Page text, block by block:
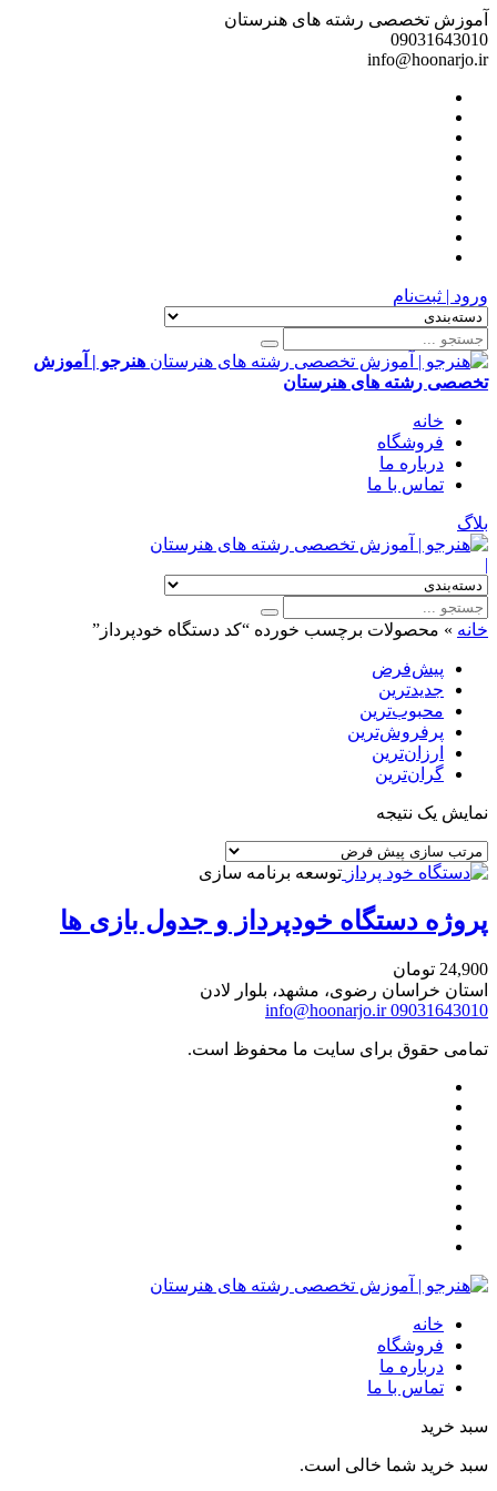
آموزش تخصصی رشته های هنرستان
09031643010
info@hoonarjo.ir
ورود | ثبت‌نام
هنرجو | آموزش
تخصصی رشته های هنرستان
خانه
فروشگاه
درباره ما
تماس با ما
بلاگ
|
خانه » محصولات برچسب خورده “کد دستگاه خودپرداز”
پیش‌فرض
جدیدترین
محبوب‌ترین
پرفروش‌ترین
ارزان‌ترین
گران‌ترین
نمایش یک نتیجه
توسعه برنامه سازی
پروژه دستگاه خودپرداز و جدول بازی ها
24,900 تومان
استان خراسان رضوی، مشهد، بلوار لادن
09031643010
info@hoonarjo.ir
تمامی حقوق برای سایت ما محفوظ است.
خانه
فروشگاه
درباره ما
تماس با ما
سبد خرید
سبد خرید شما خالی است.